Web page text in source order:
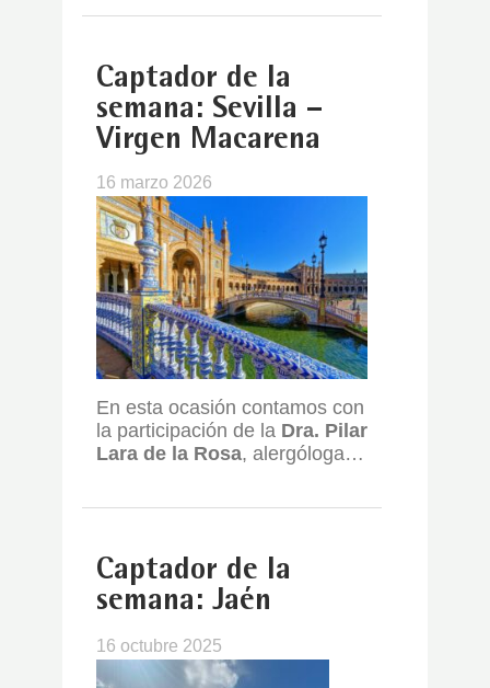
Captador de la
semana: Sevilla –
Virgen Macarena
16 marzo 2026
En esta ocasión contamos con
la participación de la Dra. Pilar
Lara de la Rosa, alergóloga…
Captador de la
semana: Jaén
16 octubre 2025